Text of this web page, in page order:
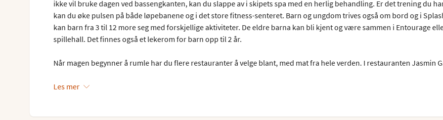
ikke vil bruke dagen ved bassengkanten, kan du slappe av i skipets spa med en herlig behandling. Er det trening du
kan du øke pulsen på både løpebanene og i det store fitness-senteret. Barn og ungdom trives også om bord og i
kan barn fra 3 til 12 more seg med forskjellige aktiviteter. De eldre barna kan bli kjent og være sammen i Entourage
spillehall. Det finnes også et lekerom for barn opp til 2 år.
Når magen begynner å rumle har du flere restauranter å velge blant, med mat fra hele verden. I restauranten Jasmin
pasta. I Le Bistro French Restaurant står det en rekke franske delikatesser på menyen. I Garden Café kan du velge fritt
Les mer